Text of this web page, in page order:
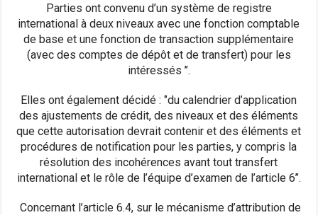
Parties ont convenu d’un système de registre
international à deux niveaux avec une fonction comptable
de base et une fonction de transaction supplémentaire
(avec des comptes de dépôt et de transfert) pour les
intéressés ’’.
Elles ont également décidé : ‘’du calendrier d’application
des ajustements de crédit, des niveaux et des éléments
que cette autorisation devrait contenir et des éléments et
procédures de notification pour les parties, y compris la
résolution des incohérences avant tout transfert
international et le rôle de l’équipe d’examen de l’article 6’’.
Concernant l’article 6.4, sur le mécanisme d’attribution de